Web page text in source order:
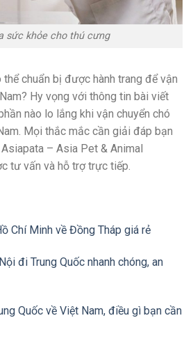
sức khỏe cho thú cưng
chuẩn bị được hành trang để vận
Hy vọng với thông tin bài viết
nào lo lắng khi vận chuyển chó
Mọi thắc mắc cần giải đáp bạn
– Asia Pet & Animal
tư vấn và hỗ trợ trực tiếp.
Chí Minh về Đồng Tháp giá rẻ
đi Trung Quốc nhanh chóng, an
Quốc về Việt Nam, điều gì bạn cần